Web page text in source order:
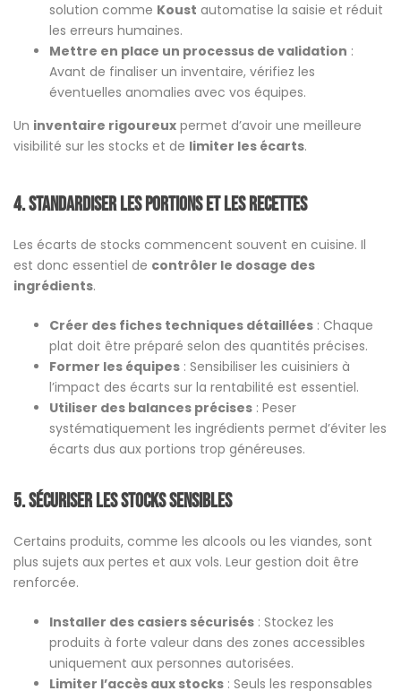
solution comme Koust automatise la saisie et réduit
les erreurs humaines​.
Mettre en place un processus de validation :
Avant de finaliser un inventaire, vérifiez les
éventuelles anomalies avec vos équipes.
Un inventaire rigoureux permet d’avoir une meilleure
visibilité sur les stocks et de limiter les écarts.
4. Standardiser les portions et les recettes
Les écarts de stocks commencent souvent en cuisine. Il
est donc essentiel de contrôler le dosage des
ingrédients.
Créer des fiches techniques détaillées : Chaque
plat doit être préparé selon des quantités précises​.
Former les équipes : Sensibiliser les cuisiniers à
l’impact des écarts sur la rentabilité est essentiel.
Utiliser des balances précises : Peser
systématiquement les ingrédients permet d’éviter les
écarts dus aux portions trop généreuses.
5. Sécuriser les stocks sensibles
Certains produits, comme les alcools ou les viandes, sont
plus sujets aux pertes et aux vols. Leur gestion doit être
renforcée.
Installer des casiers sécurisés : Stockez les
produits à forte valeur dans des zones accessibles
uniquement aux personnes autorisées.
Limiter l’accès aux stocks : Seuls les responsables